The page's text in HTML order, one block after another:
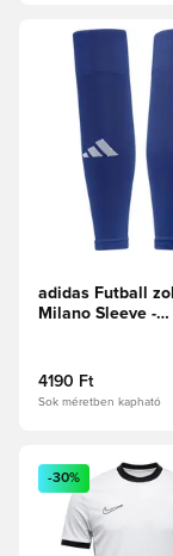
Megnyit egy
adidas Futball
Milano Sleeve -
4190 Ft
Sok méretben kapható
Megnyit egy
-30%